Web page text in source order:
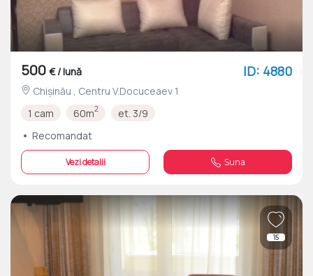
500 € / lună ID: 4880
Chișinău , Centru V.Docuceaev 1
1 cam
60m2
et. 3/9
Recomandat
Vezi detalii Suna
15